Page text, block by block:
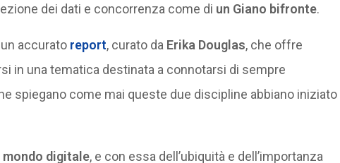
dei dati e concorrenza come di un Giano bifronte.
accurato report, curato da Erika Douglas, che offre
in una tematica destinata a connotarsi di sempre
spiegano come mai queste due discipline abbiano iniziato
digitale, e con essa dell’ubiquità e dell’importanza